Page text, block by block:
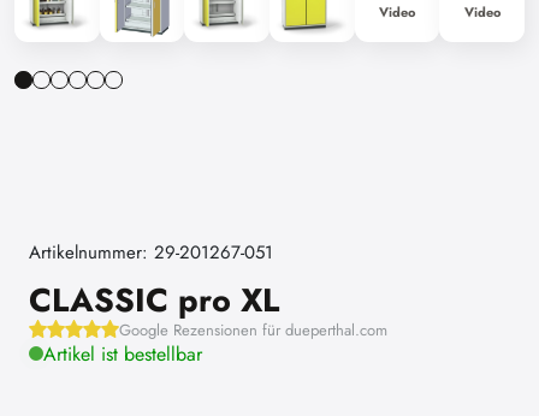
Video Video
Artikelnummer: 29-201267-051
CLASSIC pro XL
Google Rezensionen für dueperthal.com
Artikel ist bestellbar